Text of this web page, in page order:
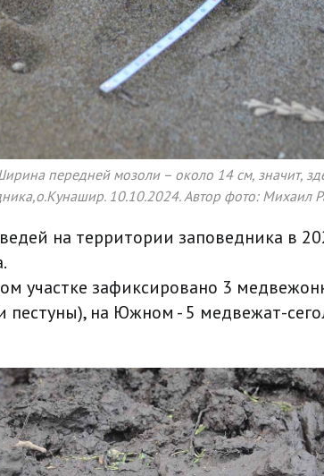
передней мозоли – около 14 см, значит,
10.10.2024. Автор фото: Михаил
на территории заповедника в
участке зафиксировано 3
пестуны), на Южном - 5 медвежат-